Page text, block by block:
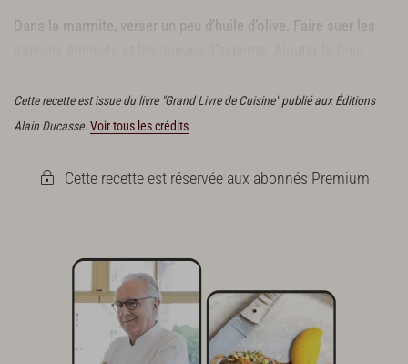
Dans la marmite, verser un peu d’huile d’olive. Faire suer les
Cette recette est issue du livre "Grand Livre de Cuisine" publié aux Éditions
Alain Ducasse. Voir tous les crédits
Cette recette est réservée aux abonnés Premium